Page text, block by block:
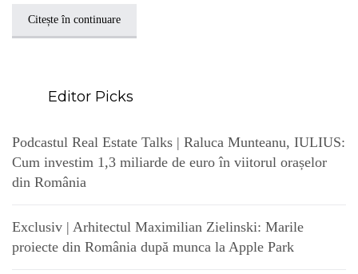
Citește în continuare
Editor Picks
Podcastul Real Estate Talks | Raluca Munteanu, IULIUS:
Cum investim 1,3 miliarde de euro în viitorul orașelor
din România
Exclusiv | Arhitectul Maximilian Zielinski: Marile
proiecte din România după munca la Apple Park